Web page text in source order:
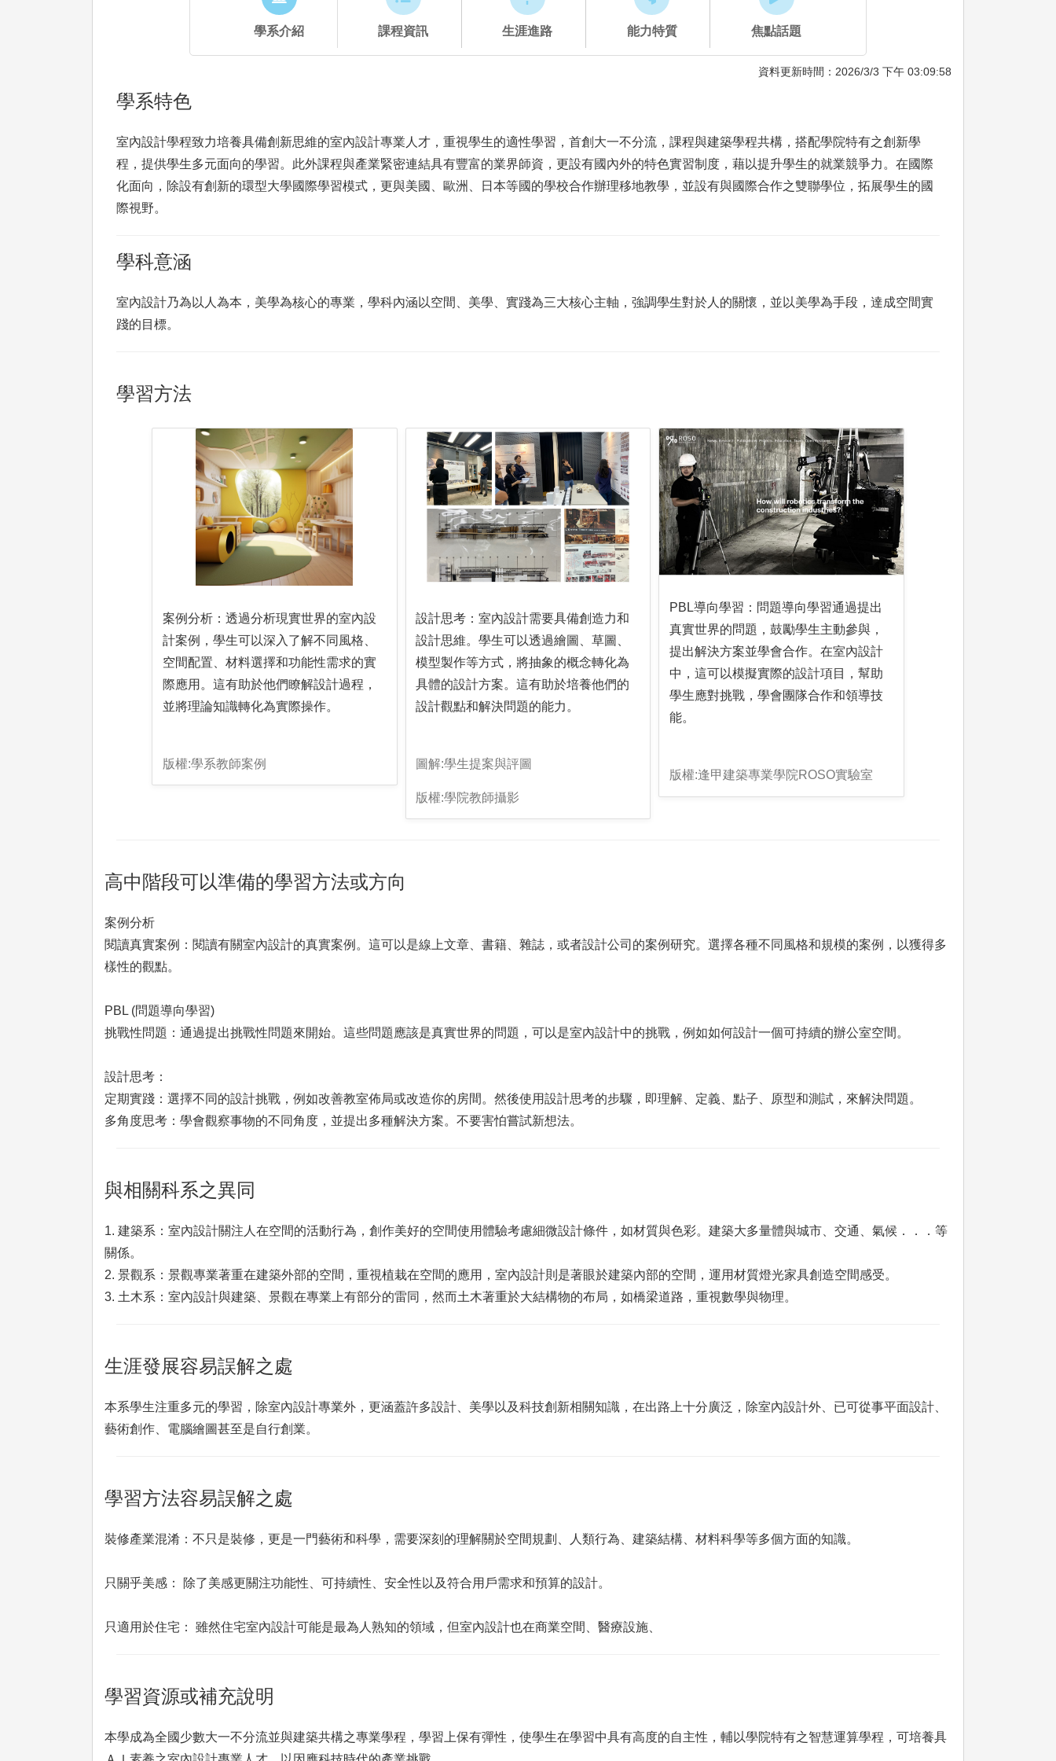
學系介紹 課程資訊 生涯進路 能力特質 焦點話題
資料更新時間：2026/3/3 下午 03:09:58
學系特色
室內設計學程致力培養具備創新思維的室內設計專業人才，重視學生的適性學習，首創大一不分流，課程與建築學程共構，搭配學院特有之創新學
程，提供學生多元面向的學習。此外課程與產業緊密連結具有豐富的業界師資，更設有國內外的特色實習制度，藉以提升學生的就業競爭力。在國際
化面向，除設有創新的環型大學國際學習模式，更與美國、歐洲、日本等國的學校合作辦理移地教學，並設有與國際合作之雙聯學位，拓展學生的國
際視野。
學科意涵
室內設計乃為以人為本，美學為核心的專業，學科內涵以空間、美學、實踐為三大核心主軸，強調學生對於人的關懷，並以美學為手段，達成空間實
踐的目標。
學習方法
案例分析：透過分析現實世界的室內設
計案例，學生可以深入了解不同風格、
空間配置、材料選擇和功能性需求的實
際應用。這有助於他們瞭解設計過程，
並將理論知識轉化為實際操作。
版權:學系教師案例
設計思考：室內設計需要具備創造力和
設計思維。學生可以透過繪圖、草圖、
模型製作等方式，將抽象的概念轉化為
具體的設計方案。這有助於培養他們的
設計觀點和解決問題的能力。
圖解:學生提案與評圖
版權:學院教師攝影
PBL導向學習：問題導向學習通過提出
真實世界的問題，鼓勵學生主動參與，
提出解決方案並學會合作。在室內設計
中，這可以模擬實際的設計項目，幫助
學生應對挑戰，學會團隊合作和領導技
能。
版權:逢甲建築專業學院ROSO實驗室
高中階段可以準備的學習方法或方向
案例分析
閱讀真實案例：閱讀有關室內設計的真實案例。這可以是線上文章、書籍、雜誌，或者設計公司的案例研究。選擇各種不同風格和規模的案例，以獲得多
樣性的觀點。
PBL (問題導向學習)
挑戰性問題：通過提出挑戰性問題來開始。這些問題應該是真實世界的問題，可以是室內設計中的挑戰，例如如何設計一個可持續的辦公室空間。
設計思考：
定期實踐：選擇不同的設計挑戰，例如改善教室佈局或改造你的房間。然後使用設計思考的步驟，即理解、定義、點子、原型和測試，來解決問題。
多角度思考：學會觀察事物的不同角度，並提出多種解決方案。不要害怕嘗試新想法。
與相關科系之異同
1. 建築系：室內設計關注人在空間的活動行為，創作美好的空間使用體驗考慮細微設計條件，如材質與色彩。建築大多量體與城市、交通、氣候．．．等
關係。
2. 景觀系：景觀專業著重在建築外部的空間，重視植栽在空間的應用，室內設計則是著眼於建築內部的空間，運用材質燈光家具創造空間感受。
3. 土木系：室內設計與建築、景觀在專業上有部分的雷同，然而土木著重於大結構物的布局，如橋梁道路，重視數學與物理。
生涯發展容易誤解之處
本系學生注重多元的學習，除室內設計專業外，更涵蓋許多設計、美學以及科技創新相關知識，在出路上十分廣泛，除室內設計外、已可從事平面設計、
藝術創作、電腦繪圖甚至是自行創業。
學習方法容易誤解之處
裝修產業混淆：不只是裝修，更是一門藝術和科學，需要深刻的理解關於空間規劃、人類行為、建築結構、材料科學等多個方面的知識。
只關乎美感： 除了美感更關注功能性、可持續性、安全性以及符合用戶需求和預算的設計。
只適用於住宅： 雖然住宅室內設計可能是最為人熟知的領域，但室內設計也在商業空間、醫療設施、
學習資源或補充說明
本學成為全國少數大一不分流並與建築共構之專業學程，學習上保有彈性，使學生在學習中具有高度的自主性，輔以學院特有之智慧運算學程，可培養具